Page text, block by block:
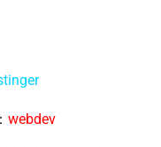
webdev